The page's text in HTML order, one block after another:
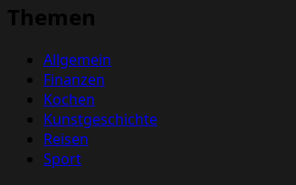
Themen
Allgemein
Finanzen
Kochen
Kunstgeschichte
Reisen
Sport